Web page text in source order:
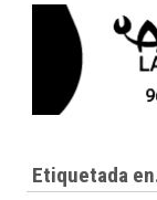
Etiquetada